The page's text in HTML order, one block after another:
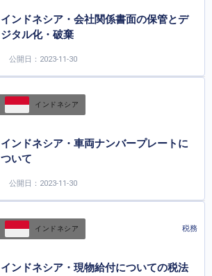
インドネシア・会社関係書面の保管とデ
ジタル化・破棄
公開日：2023-11-30
インドネシア
インドネシア・車両ナンバープレートに
ついて
公開日：2023-11-30
インドネシア 税務
インドネシア・現物給付についての税法